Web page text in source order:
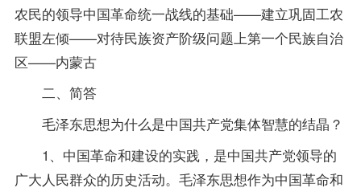
农民的领导中国革命统一战线的基础——建立巩固工农
联盟左倾——对待民族资产阶级问题上第一个民族自治
区——内蒙古
二、简答
毛泽东思想为什么是中国共产党集体智慧的结晶？
1、中国革命和建设的实践，是中国共产党领导的
广大人民群众的历史活动。毛泽东思想作为中国革命和